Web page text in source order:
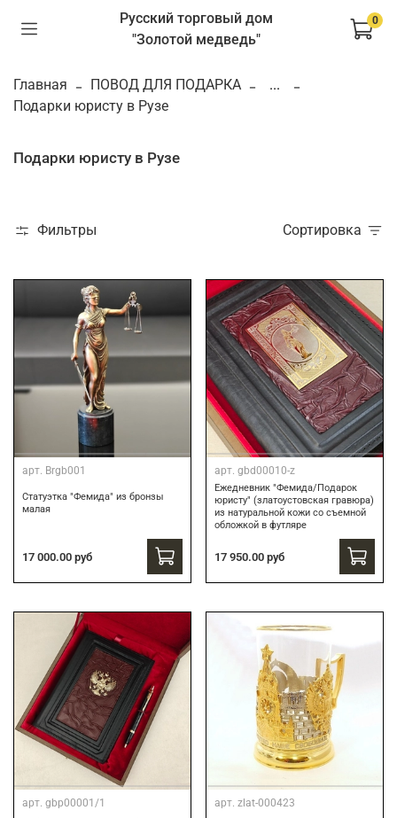
Русский торговый дом
"Золотой медведь"
0
Главная ПОВОД ДЛЯ ПОДАРКА
...
Подарки юристу в Рузе
Подарки юристу в Рузе
Фильтры Сортировка
арт. Brgb001
Статуэтка "Фемида" из бронзы
малая
17 000.00 руб
арт. gbd00010-z
Ежедневник "Фемида/Подарок
юристу" (златоустовская гравюра)
из натуральной кожи со съемной
обложкой в футляре
17 950.00 руб
арт. gbp00001/1 арт. zlat-000423